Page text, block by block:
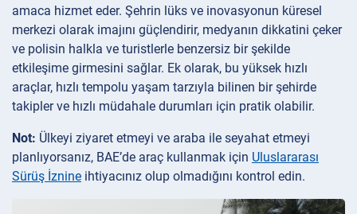
amaca hizmet eder. Şehrin lüks ve inovasyonun küresel
merkezi olarak imajını güçlendirir, medyanın dikkatini çeker
ve polisin halkla ve turistlerle benzersiz bir şekilde
etkileşime girmesini sağlar. Ek olarak, bu yüksek hızlı
araçlar, hızlı tempolu yaşam tarzıyla bilinen bir şehirde
takipler ve hızlı müdahale durumları için pratik olabilir.
Not: Ülkeyi ziyaret etmeyi ve araba ile seyahat etmeyi
planlıyorsanız, BAE’de araç kullanmak için Uluslararası
Sürüş İznine ihtiyacınız olup olmadığını kontrol edin.